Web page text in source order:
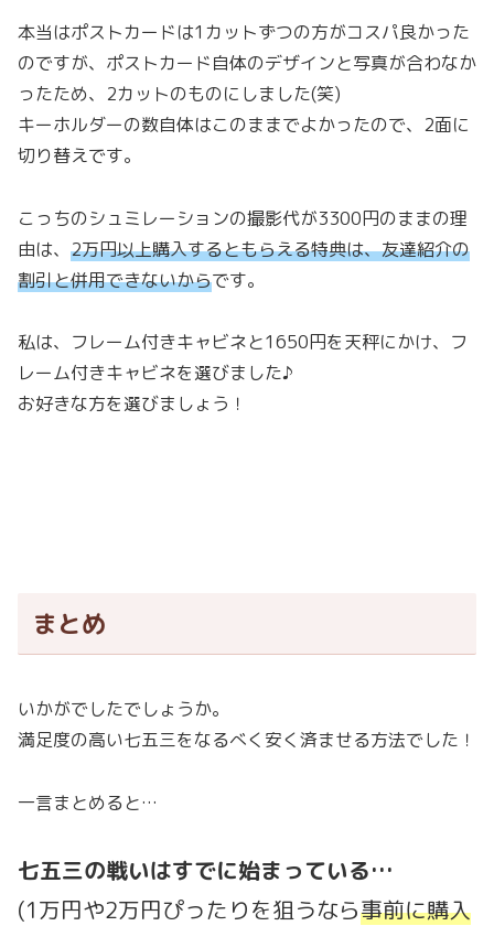
本当はポストカードは1カットずつの方がコスパ良かった
のですが、ポストカード自体のデザインと写真が合わなか
ったため、2カットのものにしました(笑)
キーホルダーの数自体はこのままでよかったので、2面に
切り替えです。
こっちのシュミレーションの撮影代が3300円のままの理
由は、 2万円以上購入するともらえる特典は、友達紹介の
割引と併用できないからです。
私は、フレーム付きキャビネと1650円を天秤にかけ、フ
レーム付きキャビネを選びました♪
お好きな方を選びましょう！
まとめ
いかがでしたでしょうか。
満足度の高い七五三をなるべく安く済ませる方法でした！
一言まとめると…
七五三の戦いはすでに始まっている…
(1万円や2万円ぴったりを狙うなら事前に購入